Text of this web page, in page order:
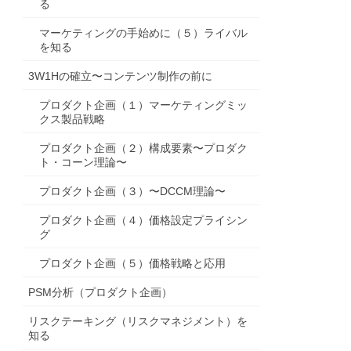
る
マーケティングの手始めに（５）ライバル
を知る
3W1Hの確立〜コンテンツ制作の前に
プロダクト企画（１）マーケティングミッ
クス製品戦略
プロダクト企画（２）構成要素〜プロダク
ト・コーン理論〜
プロダクト企画（３）〜DCCM理論〜
プロダクト企画（４）価格設定プライシン
グ
プロダクト企画（５）価格戦略と応用
PSM分析（プロダクト企画）
リスクテーキング（リスクマネジメント）を
知る